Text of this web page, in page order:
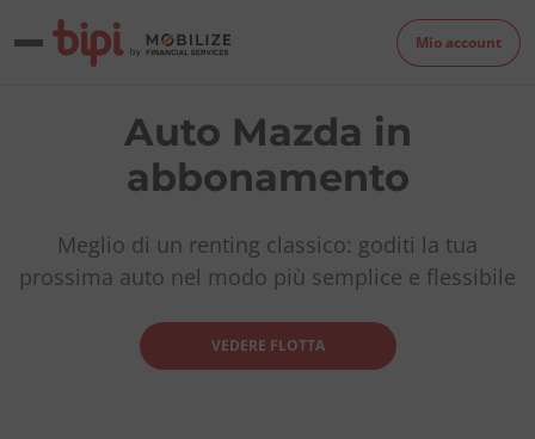
Mio account
Auto Mazda in
abbonamento
Meglio di un renting classico: goditi la tua
prossima auto nel modo più semplice e flessibile
VEDERE FLOTTA